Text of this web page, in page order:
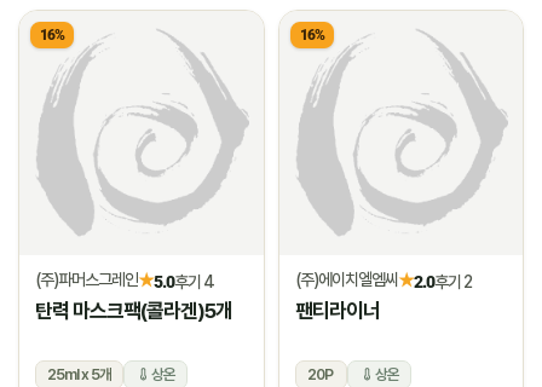
16%
(주)파머스그레인★5.0후기 4
탄력 마스크팩(콜라겐)5개
25ml x 5개 상온
16%
(주)에이치엘엠씨★2.0후기 2
팬티라이너
20P 상온